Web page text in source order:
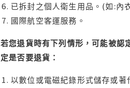
已拆封之個人衛生用品。(如:內
國際航空客運服務。
若您退貨時有下列情形，可能被認
定是否要退貨：
以數位或電磁紀錄形式儲存或